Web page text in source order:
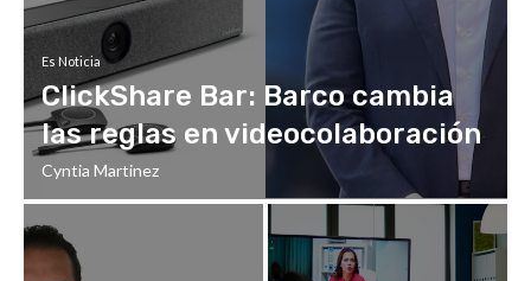
Es Noticia
ClickShare Bar: Barco cambia
las reglas en videocolaboración
Cyntia Martinez